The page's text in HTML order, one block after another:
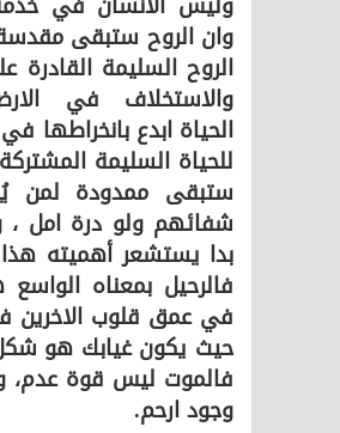
وان الروح ستبقى
الروح السليمة القادرة
والاستخلاف في
الحياة ابدع بانخراطها
للحياة السليمة
ستبقى ممدودة لمن
شفائهم ولو درة امل ،
بدا يستشعر أهميته
فالرحيل بمعناه
في عمق قلوب الاخرين
حيث يكون غيابك هو
فالموت ليس قوة عدم،
وجود ارحم.